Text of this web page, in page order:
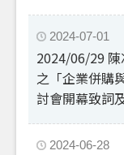
2024-07-01
2024/06/29
之「企業併購
討會開幕致詞
2024-06-28